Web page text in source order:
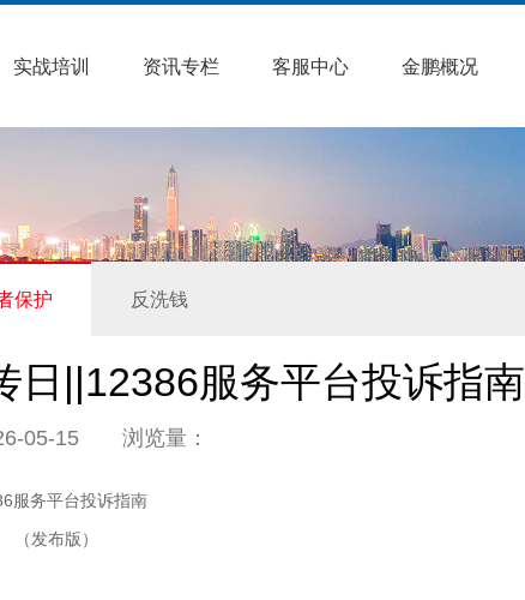
实战培训 资讯专栏 客服中心 金鹏概况
保护 反洗钱
日||12386服务平台投诉指南
05-15 浏览量：
服务平台投诉指南
（发布版）